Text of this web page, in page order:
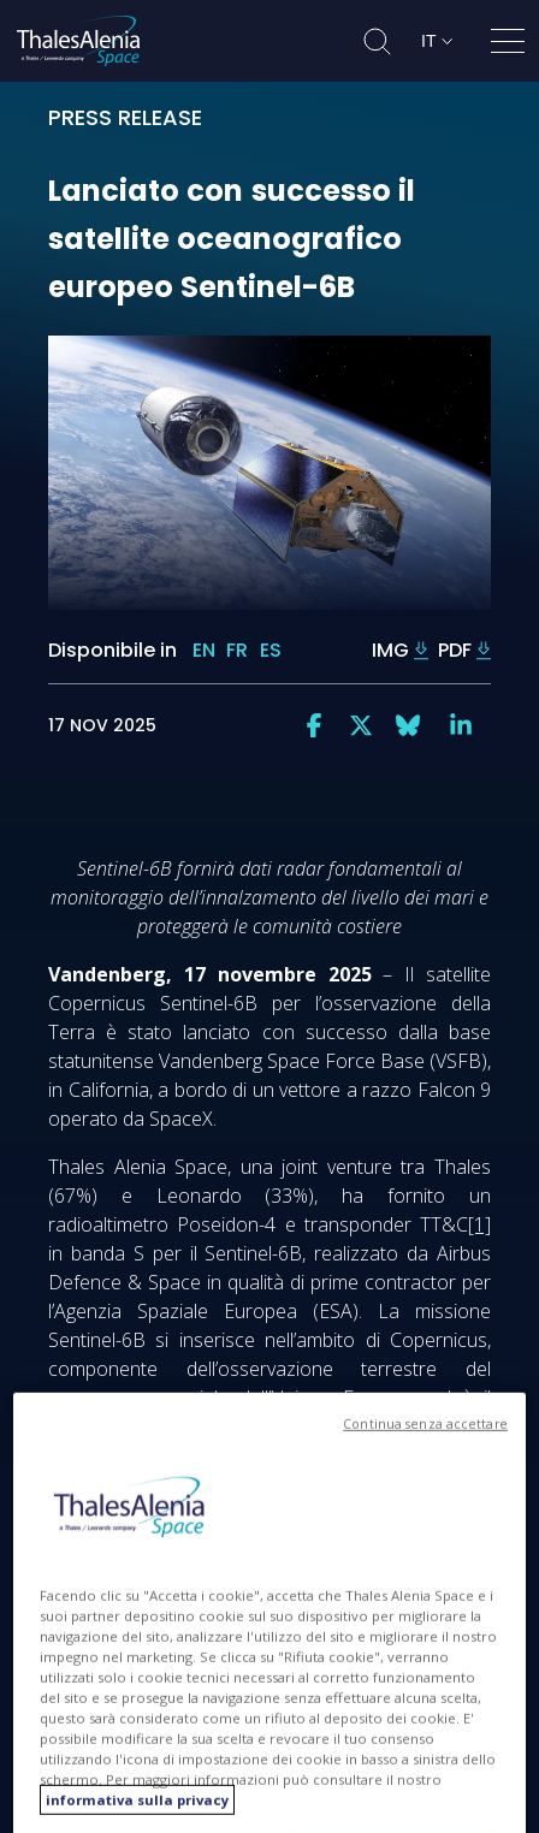
IT
PRESS RELEASE
Lanciato con successo il satellite
Lanciato con successo il
satellite oceanografico
europeo Sentinel-6B
Disponibile in EN FR ES IMG PDF
17 NOV 2025
Sentinel-6B fornirà dati radar fondamentali al
monitoraggio dell’innalzamento del livello dei mari e
proteggerà le comunità costiere
Vandenberg, 17 novembre 2025– Il satellite
Copernicus Sentinel-6B per l’osservazione della
Terra è stato lanciato con successo dalla base
statunitense Vandenberg Space Force Base (VSFB),
in California, a bordo di un vettore a razzo Falcon 9
operato da SpaceX.
Thales Alenia Space, una joint venture tra Thales
(67%) e Leonardo (33%), ha fornito un
radioaltimetro Poseidon-4 e transponder TT&C[1]
in banda S per il Sentinel-6B, realizzato da Airbus
Defence & Space in qualità di prime contractor per
l’Agenzia Spaziale Europea (ESA). La missione
Sentinel-6B si inserisce nell’ambito di Copernicus,
componente dell’osservazione terrestre del
programma spaziale dell’Unione Europea, ed è il
risultato di una collaborazione esclusiva tra la
NOAA, con il supporto di CNES, l’Agenzia spaziale
francese.
con Sentinel-6 Michael Freilich, lanciato a novembre
2020, per calibrare le due missioni prima di
sostituire il suo predecessore. La missione gold-
standard del radioaltimetro assicurerà la continuità
dei dati del livello dei mari fino ad almeno il 2030.
Facendo clic su "Accetta i cookie", accetta che Thales Alenia Space e i
suoi partner depositino cookie sul suo dispositivo per migliorare la
navigazione del sito, analizzare l'utilizzo del sito e migliorare il nostro
impegno nel marketing. Se clicca su "Rifiuta cookie", verranno
utilizzati solo i cookie tecnici necessari al corretto funzionamento
del sito e se prosegue la navigazione senza effettuare alcuna scelta,
questo sarà considerato come un rifiuto al deposito dei cookie. E'
possibile modificare la sua scelta e revocare il tuo consenso
utilizzando l'icona di impostazione dei cookie in basso a sinistra dello
schermo. Per maggiori informazioni può consultare il nostro
informativa sulla privacy
Continua senza accettare